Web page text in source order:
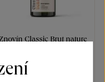
Znovín Classic Brut nature
Sekty a šumivá vína
jakostní šumivé víno 2021